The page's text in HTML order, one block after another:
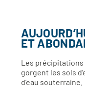
ET
Les
gorgent les sols
d’eau souterraine.